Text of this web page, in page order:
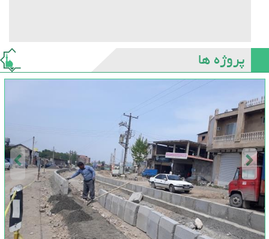
پروژه ها